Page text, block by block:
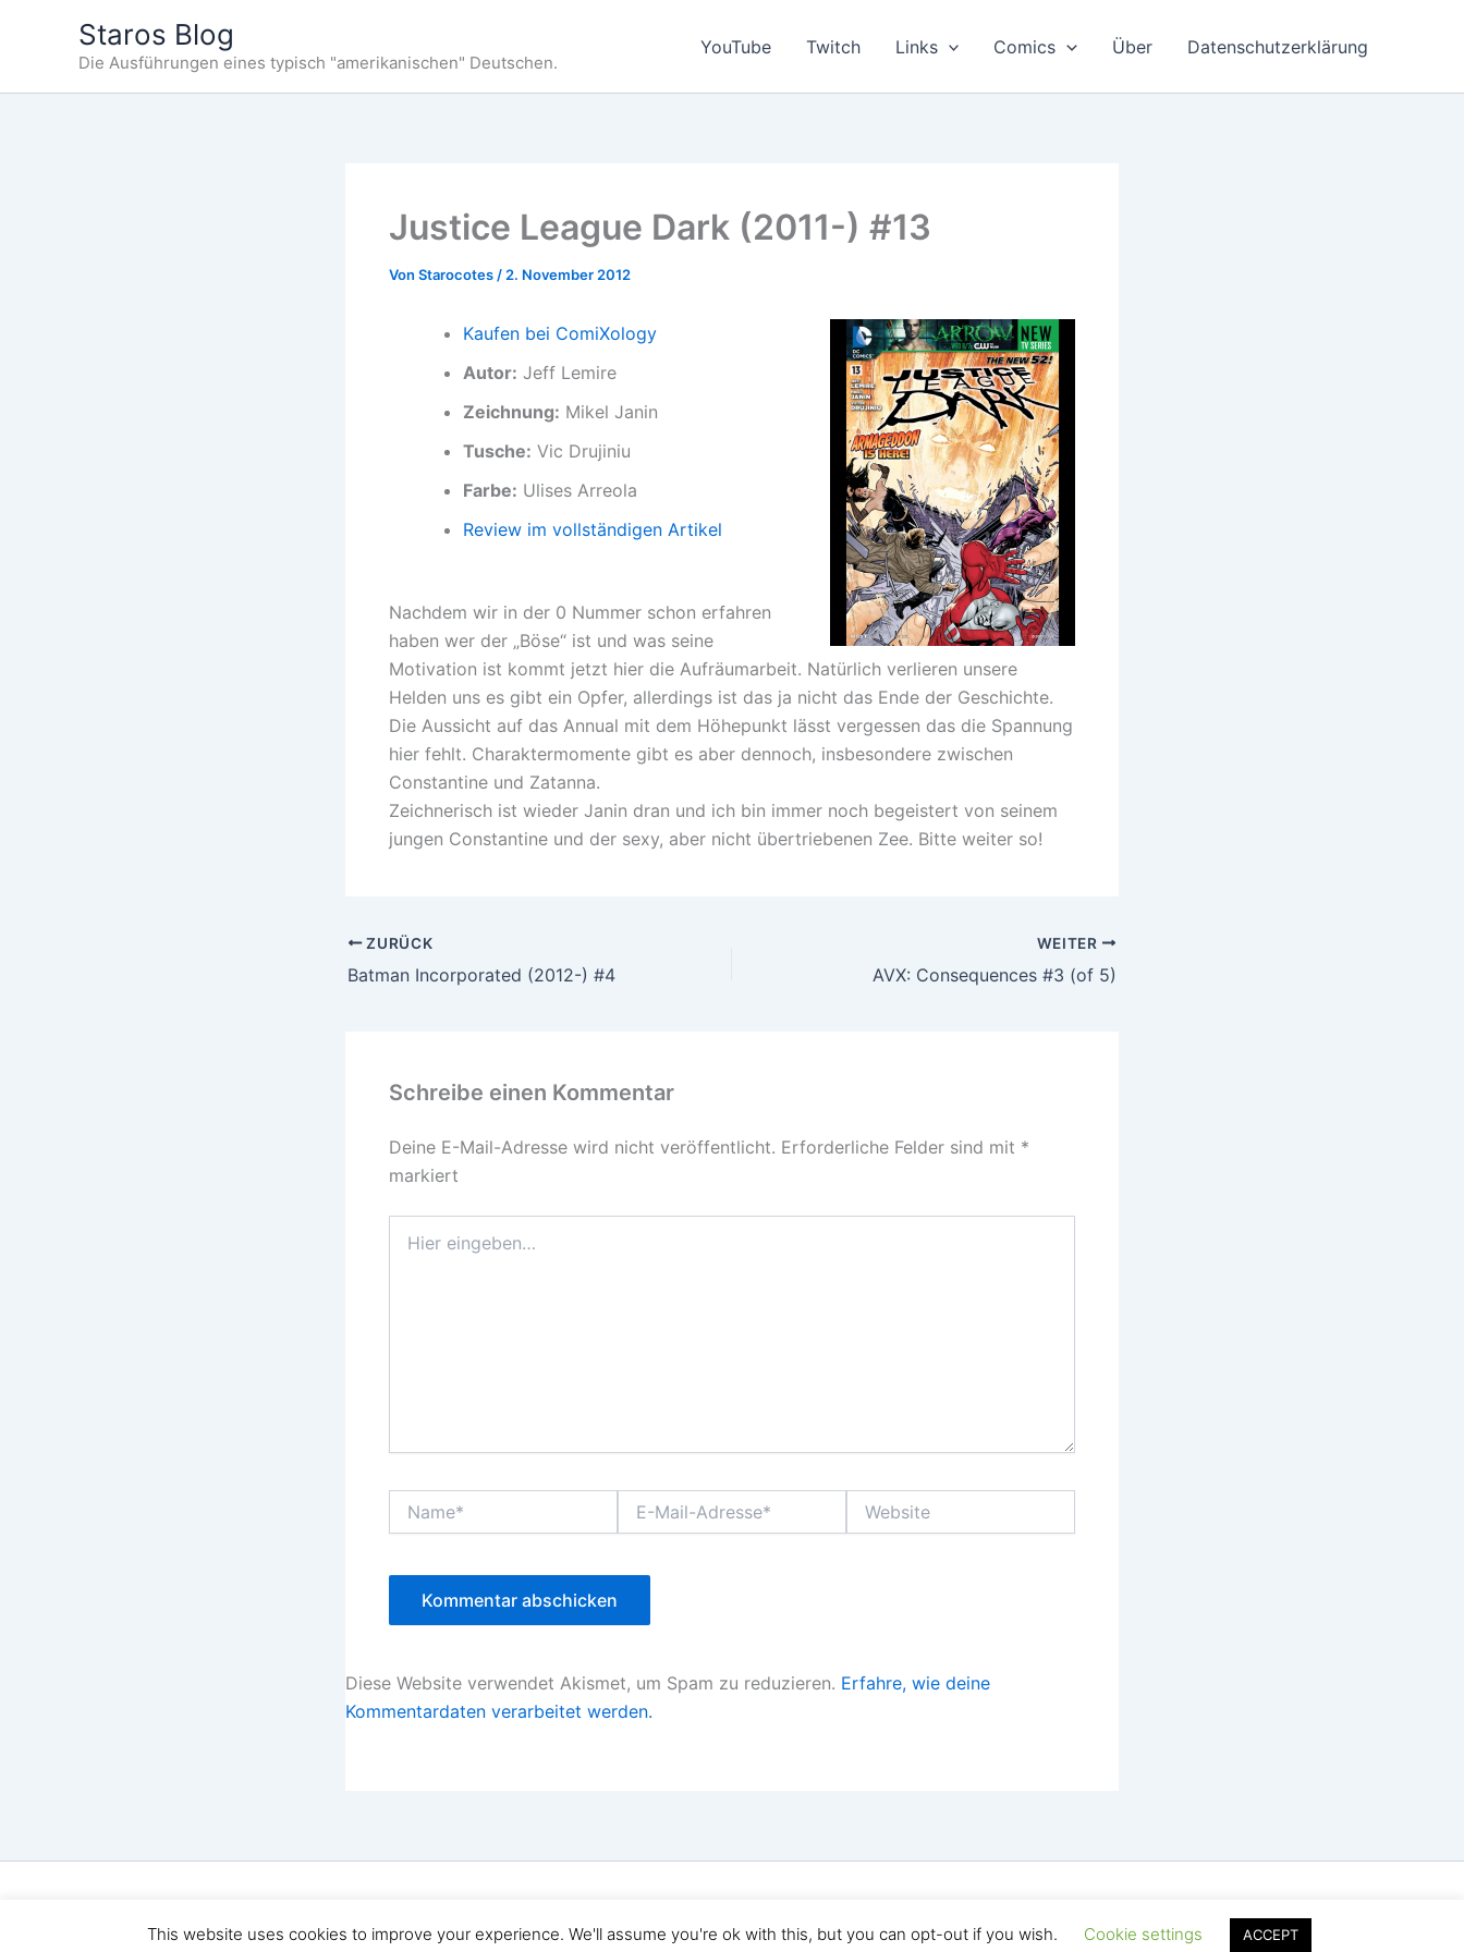
Staros Blog
Die Ausführungen eines typisch "amerikanischen" Deutschen.
YouTube Twitch Links Comics Über Datenschutzerklärung
Justice League Dark (2011-) #13
Von Starocotes / 2. November 2012
Kaufen bei ComiXology
Autor: Jeff Lemire
Zeichnung: Mikel Janin
Tusche: Vic Drujiniu
Farbe: Ulises Arreola
Review im vollständigen Artikel
Nachdem wir in der 0 Nummer schon erfahren
haben wer der „Böse“ ist und was seine
Motivation ist kommt jetzt hier die Aufräumarbeit. Natürlich verlieren unsere
Helden uns es gibt ein Opfer, allerdings ist das ja nicht das Ende der Geschichte.
Die Aussicht auf das Annual mit dem Höhepunkt lässt vergessen das die Spannung
hier fehlt. Charaktermomente gibt es aber dennoch, insbesondere zwischen
Constantine und Zatanna.
Zeichnerisch ist wieder Janin dran und ich bin immer noch begeistert von seinem
jungen Constantine und der sexy, aber nicht übertriebenen Zee. Bitte weiter so!
ZURÜCK
Batman Incorporated (2012-) #4
WEITER
AVX: Consequences #3 (of 5)
Schreibe einen Kommentar
Deine E-Mail-Adresse wird nicht veröffentlicht. Erforderliche Felder sind mit *
markiert
eingeben…
Mail-
Diese Website verwendet Akismet, um Spam zu reduzieren. Erfahre, wie deine
Kommentardaten verarbeitet werden.
This website uses cookies to improve your experience. We'll assume you're ok with this, but you can opt-out if you wish. Cookie settings ACCEPT